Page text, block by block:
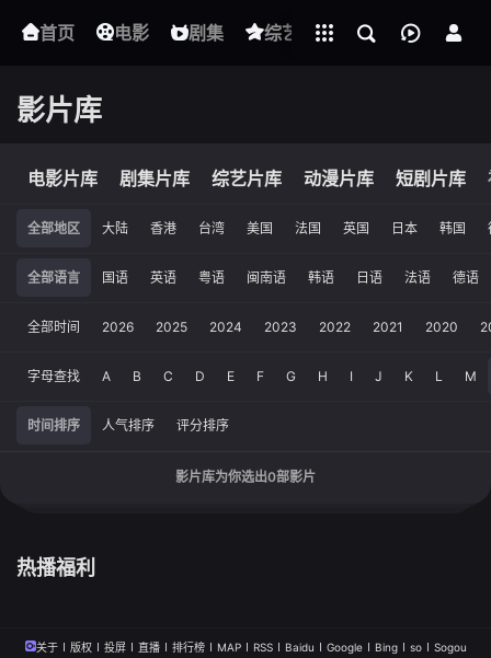
首页 电影 剧集 综艺 动漫 短剧
下载客户端
影片库
电影片库 剧集片库 综艺片库 动漫片库 短剧片库
全部地区 大陆 香港 台湾 美国 法国 英国 日本 韩国
全部语言 国语 英语 粤语 闽南语 韩语 日语 法语 德语
全部时间 2026 2025 2024 2023 2022 2021 2020
字母查找 A B C D E F G H I J K L M
时间排序 人气排序 评分排序
影片库为你选出0部影片
热播福利
关于 版权 投屏 直播 排行榜 MAP RSS Baidu Google Bing so
Sogou